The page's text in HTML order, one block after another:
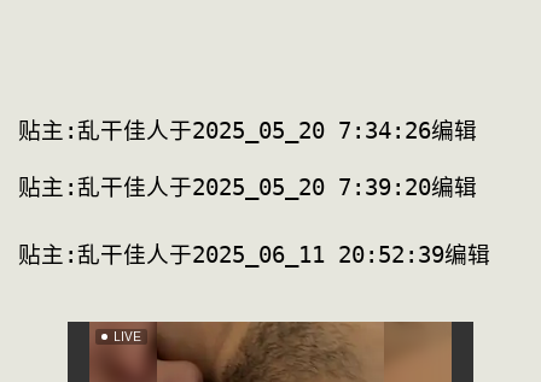
贴主:乱干佳人于2025_05_20 7:34:26编辑